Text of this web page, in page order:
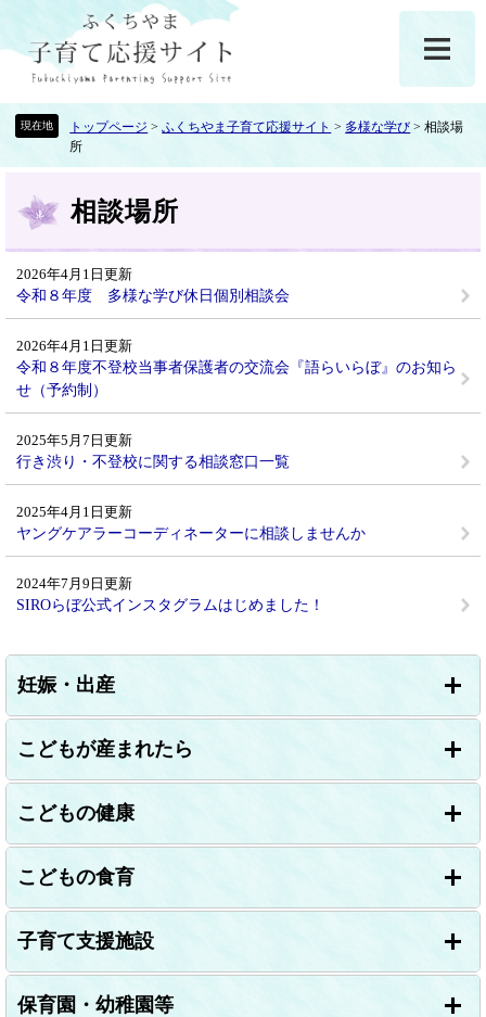
先
す
を
し
トップページ >ふくちやま子育て応援サイト > 多様な学び >相談場
所
文
相談場所
2026年4月1日更新
令和８年度 多様な学び休日個別相談会
2026年4月1日更新
令和８年度不登校当事者保護者の交流会『語らいらぼ』のお知ら
せ（予約制）
2025年5月7日更新
行き渋り・不登校に関する相談窓口一覧
2025年4月1日更新
ヤングケアラーコーディネーターに相談しませんか
2024年7月9日更新
SIROらぼ公式インスタグラムはじめました！
妊娠・出産
こどもが産まれたら
こどもの健康
こどもの食育
子育て支援施設
保育園・幼稚園等